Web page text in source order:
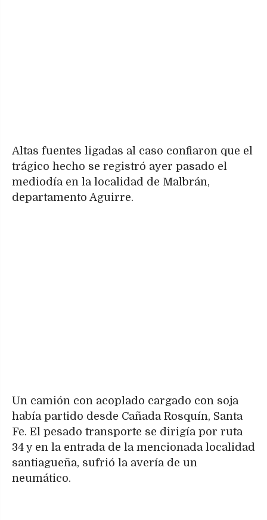
Altas fuentes ligadas al caso confiaron que el
trágico hecho se registró ayer pasado el
mediodía en la localidad de Malbrán,
departamento Aguirre.
Un camión con acoplado cargado con soja
había partido desde Cañada Rosquín, Santa
Fe. El pesado transporte se dirigía por ruta
34 y en la entrada de la mencionada localidad
santiagueña, sufrió la avería de un
neumático.